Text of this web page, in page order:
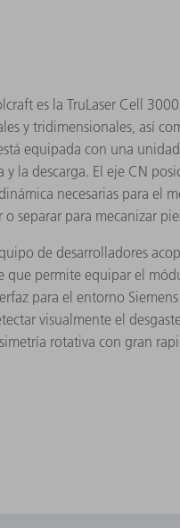
es la TruLaser Cell
y tridimensionales, así
equipada con una
la descarga. El eje CN
necesarias para el
separar para mecanizar
de desarrolladores
permite equipar el
para el entorno
visualmente el
rotativa con gran